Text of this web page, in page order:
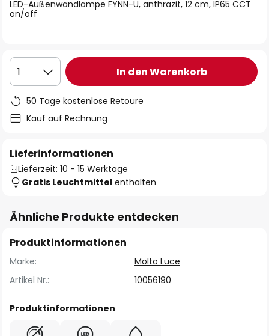
LED-Außenwandlampe FYNN-U, anthrazit, 12 cm, IP65 CCT
on/off
1 In den Warenkorb
50 Tage kostenlose Retoure
Kauf auf Rechnung
Lieferinformationen
Lieferzeit: 10 - 15 Werktage
Gratis Leuchtmittel enthalten
Ähnliche Produkte entdecken
Produktinformationen
Marke:
Molto Luce
Artikel Nr.:
10056190
Produktinformationen